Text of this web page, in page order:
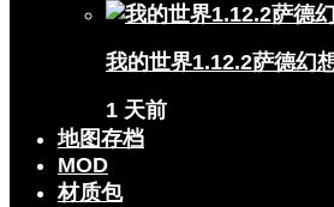
我的世界1.12.2萨德幻
1 天前
地图存档
MOD
材质包